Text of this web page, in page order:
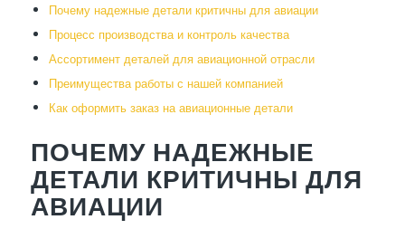
Почему надежные детали критичны для авиации
Процесс производства и контроль качества
Ассортимент деталей для авиационной отрасли
Преимущества работы с нашей компанией
Как оформить заказ на авиационные детали
ПОЧЕМУ НАДЕЖНЫЕ
ДЕТАЛИ КРИТИЧНЫ ДЛЯ
АВИАЦИИ